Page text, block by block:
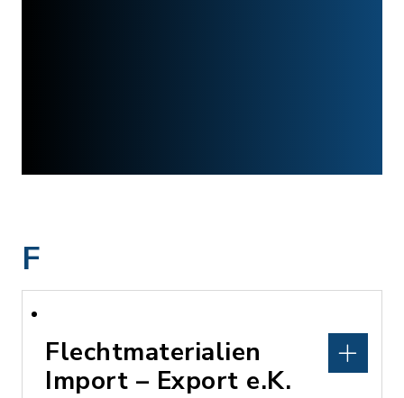
F
Flechtmaterialien
Import – Export e.K.